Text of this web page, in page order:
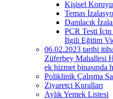
Kişisel
Temas
Damlacık
PCR Testi
İlgili Eğitim
06.02.2023 tarihi
Züferbey Mahallesi
ek hizmet binasında
Poliklinik Çalışma
Ziyaretçi Kuralları
Aylık Yemek Listesi